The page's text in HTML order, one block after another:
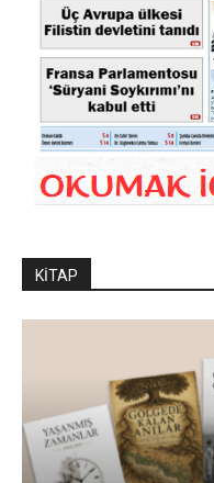
KİTAP